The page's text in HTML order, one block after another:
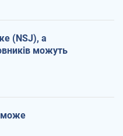
(NSJ), а
можуть
може